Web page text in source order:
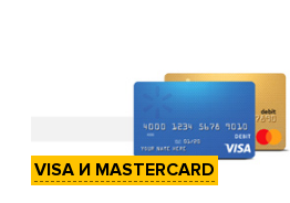
VISA И MASTERCARD